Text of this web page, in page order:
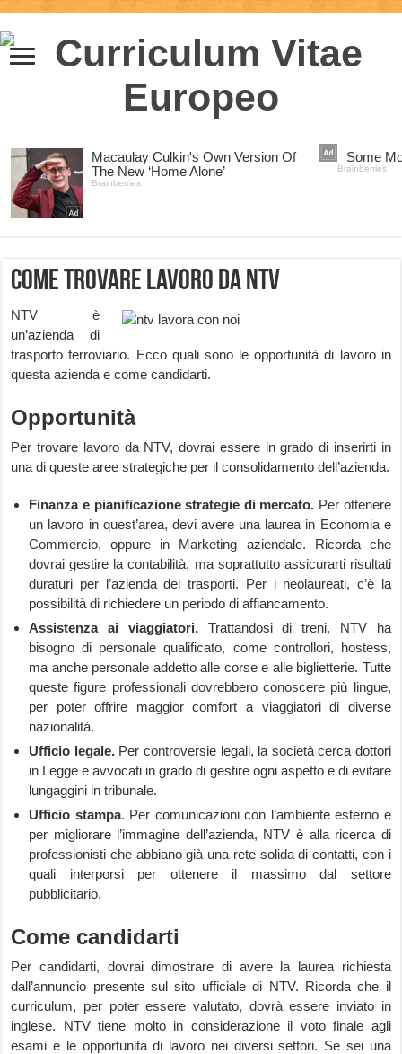
Come trovare lavoro da NTV
NTV è
un’azienda di
trasporto ferroviario. Ecco quali sono le opportunità di lavoro in
questa azienda e come candidarti.
Opportunità
Per trovare lavoro da NTV, dovrai essere in grado di inserirti in
una di queste aree strategiche per il consolidamento dell’azienda.
Finanza e pianificazione strategie di mercato. Per ottenere
un lavoro in quest’area, devi avere una laurea in Economia e
Commercio, oppure in Marketing aziendale. Ricorda che
dovrai gestire la contabilità, ma soprattutto assicurarti risultati
duraturi per l’azienda dei trasporti. Per i neolaureati, c’è la
possibilità di richiedere un periodo di affiancamento.
Assistenza ai viaggiatori.Trattandosi di treni, NTV ha
bisogno di personale qualificato, come controllori, hostess,
ma anche personale addetto alle corse e alle biglietterie. Tutte
queste figure professionali dovrebbero conoscere più lingue,
per poter offrire maggior comfort a viaggiatori di diverse
nazionalità.
Ufficio legale.Per controversie legali, la società cerca dottori
in Legge e avvocati in grado di gestire ogni aspetto e di evitare
lungaggini in tribunale.
Ufficio stampa. Per comunicazioni con l’ambiente esterno e
per migliorare l’immagine dell’azienda, NTV è alla ricerca di
professionisti che abbiano già una rete solida di contatti, con i
quali interporsi per ottenere il massimo dal settore
pubblicitario.
Come candidarti
Per candidarti, dovrai dimostrare di avere la laurea richiesta
dall’annuncio presente sul sito ufficiale di NTV. Ricorda che il
curriculum, per poter essere valutato, dovrà essere inviato in
inglese. NTV tiene molto in considerazione il voto finale agli
esami e le opportunità di lavoro nei diversi settori. Se sei una